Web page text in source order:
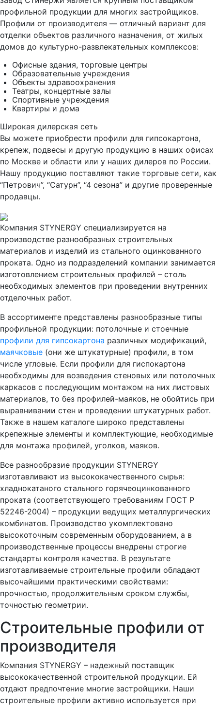
профильной продукции для многих застройщиков.
Профили от производителя — отличный вариант для
отделки объектов различного назначения, от жилых
домов до культурно-развлекательных комплексов:
Офисные здания, торговые центры
Образовательные учреждения
Объекты здравоохранения
Театры, концертные залы
Спортивные учреждения
Квартиры и дома
Широкая дилерская сеть
Вы можете приобрести профили для гипсокартона,
крепеж, подвесы и другую продукцию в наших офисах
по Москве и области или у наших дилеров по России.
Нашу продукцию поставляют такие торговые сети, как
“Петрович”, “Сатурн”, “4 сезона” и другие проверенные
продавцы.
Компания STYNERGY специализируется на
производстве разнообразных строительных
материалов и изделий из стального оцинкованного
проката. Одно из подразделений компании занимается
изготовлением строительных профилей – столь
необходимых элементов при проведении внутренних
отделочных работ.
В ассортименте представлены разнообразные типы
профильной продукции: потолочные и стоечные
профили для гипсокартона различных модификаций,
маячковые (они же штукатурные) профили, в том
числе угловые. Если профили для гиспокартона
необходимы для возведения стеновых или потолочных
каркасов с последующим монтажом на них листовых
материалов, то без профилей-маяков, не обойтись при
выравнивании стен и проведении штукатурных работ.
Также в нашем каталоге широко представлены
крепежные элементы и комплектующие, необходимые
для монтажа профилей, уголков, маяков.
Все разнообразие продукции STYNERGY
изготавливают из высококачественного сырья:
хладнокатаного стального горячеоцинкованного
проката (соответствующего требованиям ГОСТ Р
52246-2004) – продукции ведущих металлургических
комбинатов. Производство укомплектовано
высокоточным современным оборудованием, а в
производственные процессы внедрены строгие
стандарты контроля качества. В результате
изготавливаемые строительные профили обладают
высочайшими практическими свойствами:
прочностью, продолжительным сроком службы,
точностью геометрии.
Строительные профили от
производителя
Компания STYNERGY – надежный поставщик
высококачественной строительной продукции. Ей
отдают предпочтение многие застройщики. Наши
строительные профили активно используется при